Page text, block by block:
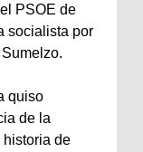
PSOE de
socialista por
quiso
de la
historia de